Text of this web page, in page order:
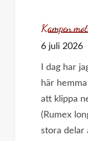
Kampen
6 juli 2026
I dag har
här
att klippa
(Rumex
stora delar